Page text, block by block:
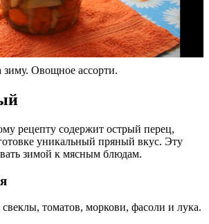
Овощное ассорти.
рецепту содержит острый перец,
уникальный пряный вкус. Эту
зимой к мясным блюдам.
свеклы, томатов, моркови, фасоли и лука.